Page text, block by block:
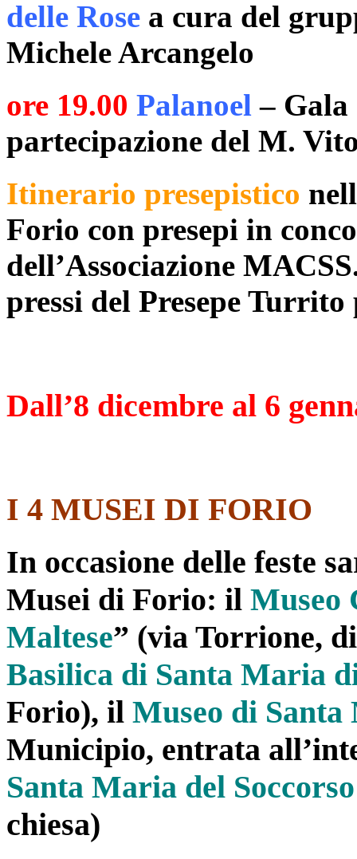
delle Rose a cura del
Michele Arcangelo
ore 19.00 Palanoel – Gala
partecipazione del M.
Itinerario presepistico
Forio con presepi in
dell’Associazione
pressi del Presepe
Dall’8 dicembre al 6
I 4 MUSEI DI FORIO
In occasione delle feste
Musei di Forio: il Museo
Maltese” (via Torrione,
Basilica di Santa Maria
Forio), il Museo di
Municipio, entrata
Santa Maria del Soccorso
chiesa)